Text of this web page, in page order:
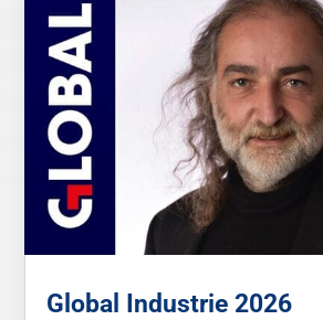
Global Industrie 2026